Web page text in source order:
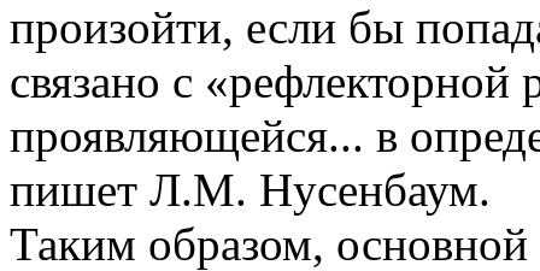
произойти, если бы
связано с «рефлекторной
проявляющейся... в
пишет Л.М. Нусенбаум.
Таким образом,